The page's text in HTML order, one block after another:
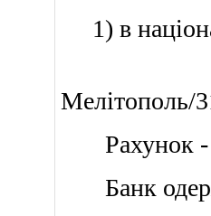
1) в
Мелітополь/
Рахунок
Банк